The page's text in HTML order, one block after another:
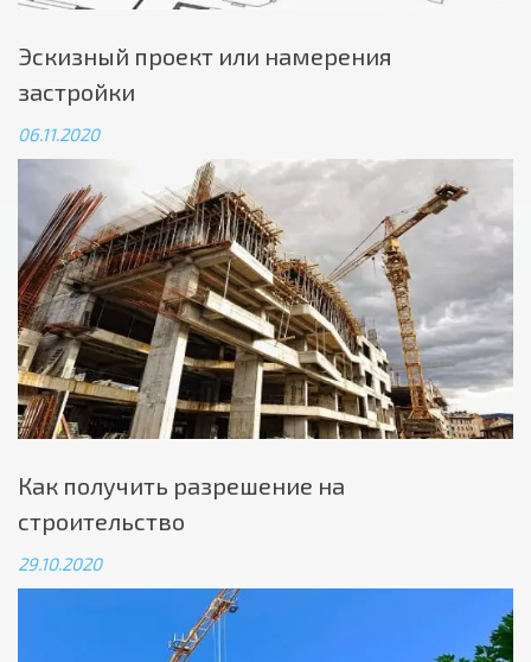
Эскизный проект или намерения
застройки
06.11.2020
Как получить разрешение на
строительство
29.10.2020